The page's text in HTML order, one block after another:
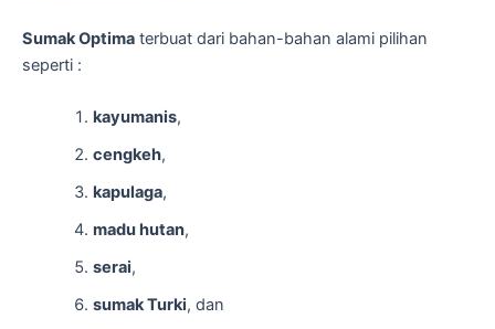
Sumak Optima terbuat dari bahan-bahan alami pilihan
seperti :
kayumanis,
cengkeh,
kapulaga,
madu hutan,
serai,
sumak Turki, dan